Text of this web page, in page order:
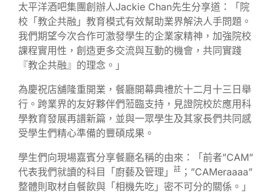
太平洋酒吧集團創辦人Jackie Chan先生分享道：「院
校「教企共融」教育模式有效幫助業界解決人手問題。
我們期望今次合作可激發學生的企業家精神，加強院校
課程實用性，創造更多交流與互動的機會，共同實踐
『教企共融』的理念。」
為慶祝店舖隆重開業，餐廳開幕典禮於十二月十三日舉
行。跨業界的友好夥伴們蒞臨支持，見證院校於應用科
學教育發展再譜新篇，並與一眾學生及其家長們共同感
受學生們精心準備的豐碩成果。
學生們向現場嘉賓分享餐廳名稱的由來：「前者”CAM”
代表我們就讀的科目「廚藝及管理」
註 ；”CAMeraaaa”
整體則取材自餐飲與「相機先吃」密不可分的關係。」